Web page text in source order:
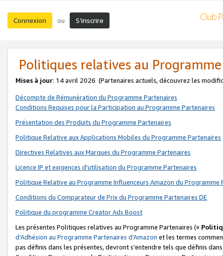
Connexion ou S’inscrire
Politiques relatives au
Mises à jour: 14 avril 2026 (Partenaires actuels, découvrez les
Décompte de Rémunération du Programme Partenaires
Conditions Requises pour la Participation au Programme Partenaires
Présentation des Produits du Programme Partenaires
Politique Relative aux Applications Mobiles du Programme Partenaires
Directives Relatives aux Marques du Programme Partenaires
Licence IP et exigences d'utilisation du Programme Partenaires
Politique Relative au Programme Influenceurs Amazon du Programme
Conditions du Comparateur de Prix du Programme Partenaires DE
Politique du programme Creator Ads Boost
Les présentes Politiques relatives au Programme Partenaires («
d’Adhésion au Programme Partenaires d'Amazon et les termes
pas définis dans les présentes, devront s'entendre tels que définis